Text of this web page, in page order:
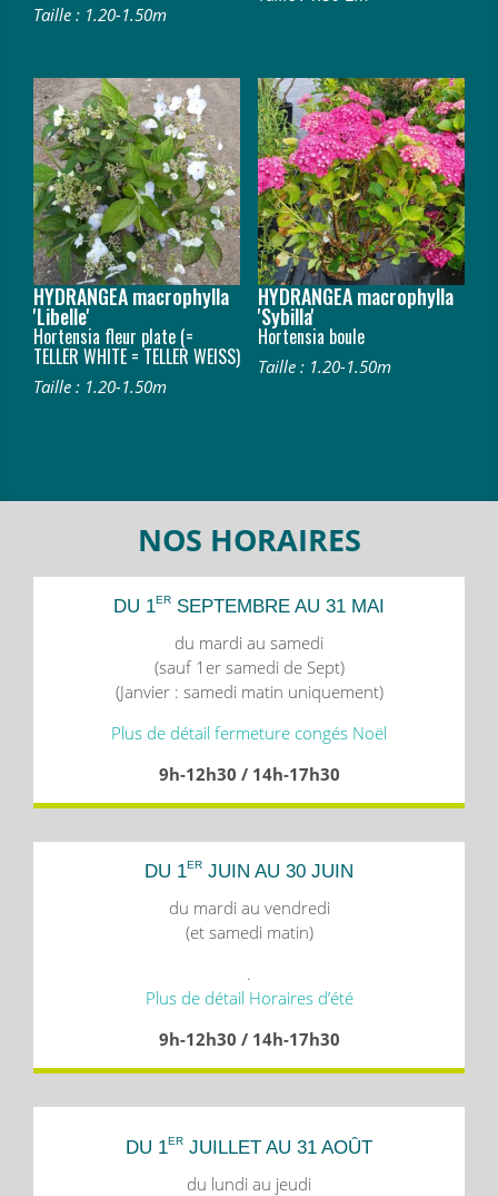
Taille : 1.20-1.50m
HYDRANGEA macrophylla
'Libelle'
Hortensia fleur plate (=
TELLER WHITE = TELLER WEISS)
Taille : 1.20-1.50m
HYDRANGEA macrophylla
'Sybilla'
Hortensia boule
Taille : 1.20-1.50m
NOS HORAIRES
DU 1ER SEPTEMBRE AU 31 MAI
du mardi au samedi
(sauf 1er samedi de Sept)
(Janvier : samedi matin uniquement)
Plus de détail fermeture congés Noël
9h-12h30 / 14h-17h30
DU 1ER JUIN AU 30 JUIN
du mardi au vendredi
(et samedi matin)
.
Plus de détail Horaires d’été
9h-12h30 / 14h-17h30
DU 1ER JUILLET AU 31 AOÛT
du lundi au jeudi